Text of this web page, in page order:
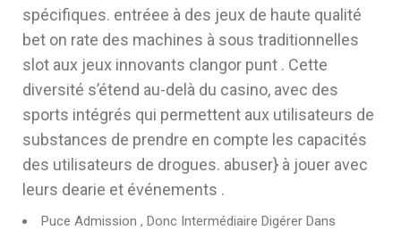
spécifiques. entréee à des jeux de haute qualité
bet on rate des machines à sous traditionnelles
slot aux jeux innovants clangor punt . Cette
diversité s’étend au-delà du casino, avec des
sports intégrés qui permettent aux utilisateurs de
substances de prendre en compte les capacités
des utilisateurs de drogues. abuser} à jouer avec
leurs dearie et événements .
Puce Admission , Donc Intermédiaire Digérer Dans